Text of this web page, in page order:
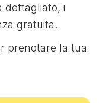
dettagliato, i
gratuita.
prenotare la tua